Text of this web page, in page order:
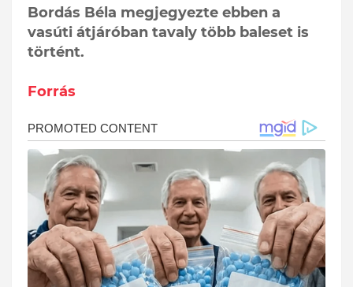
Bordás Béla megjegyezte ebben a
vasúti átjáróban tavaly több baleset is
történt.
Forrás